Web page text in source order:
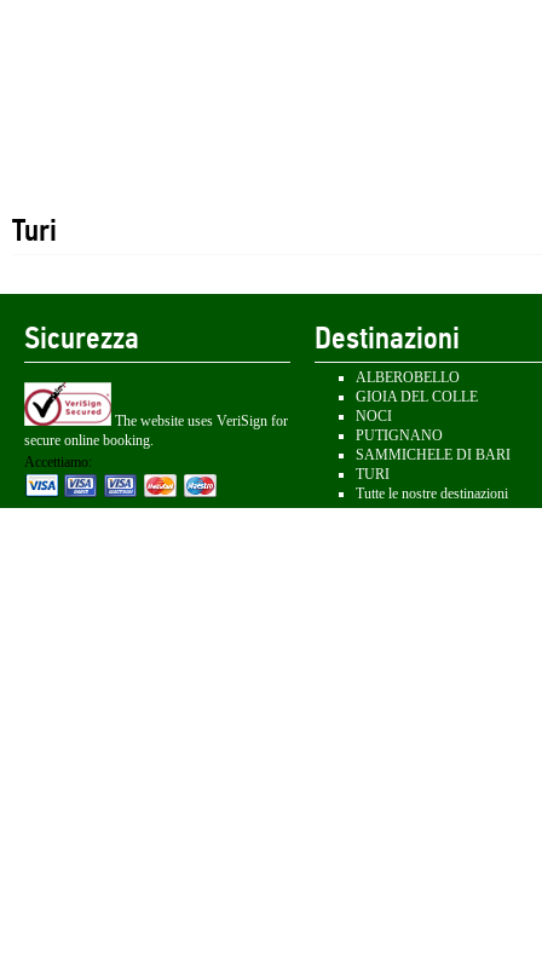
Turi
Sicurezza
The website uses VeriSign for
secure online booking.
Accettiamo:
Destinazioni
ALBEROBELLO
GIOIA DEL COLLE
NOCI
PUTIGNANO
SAMMICHELE DI BARI
TURI
Tutte le nostre destinazioni